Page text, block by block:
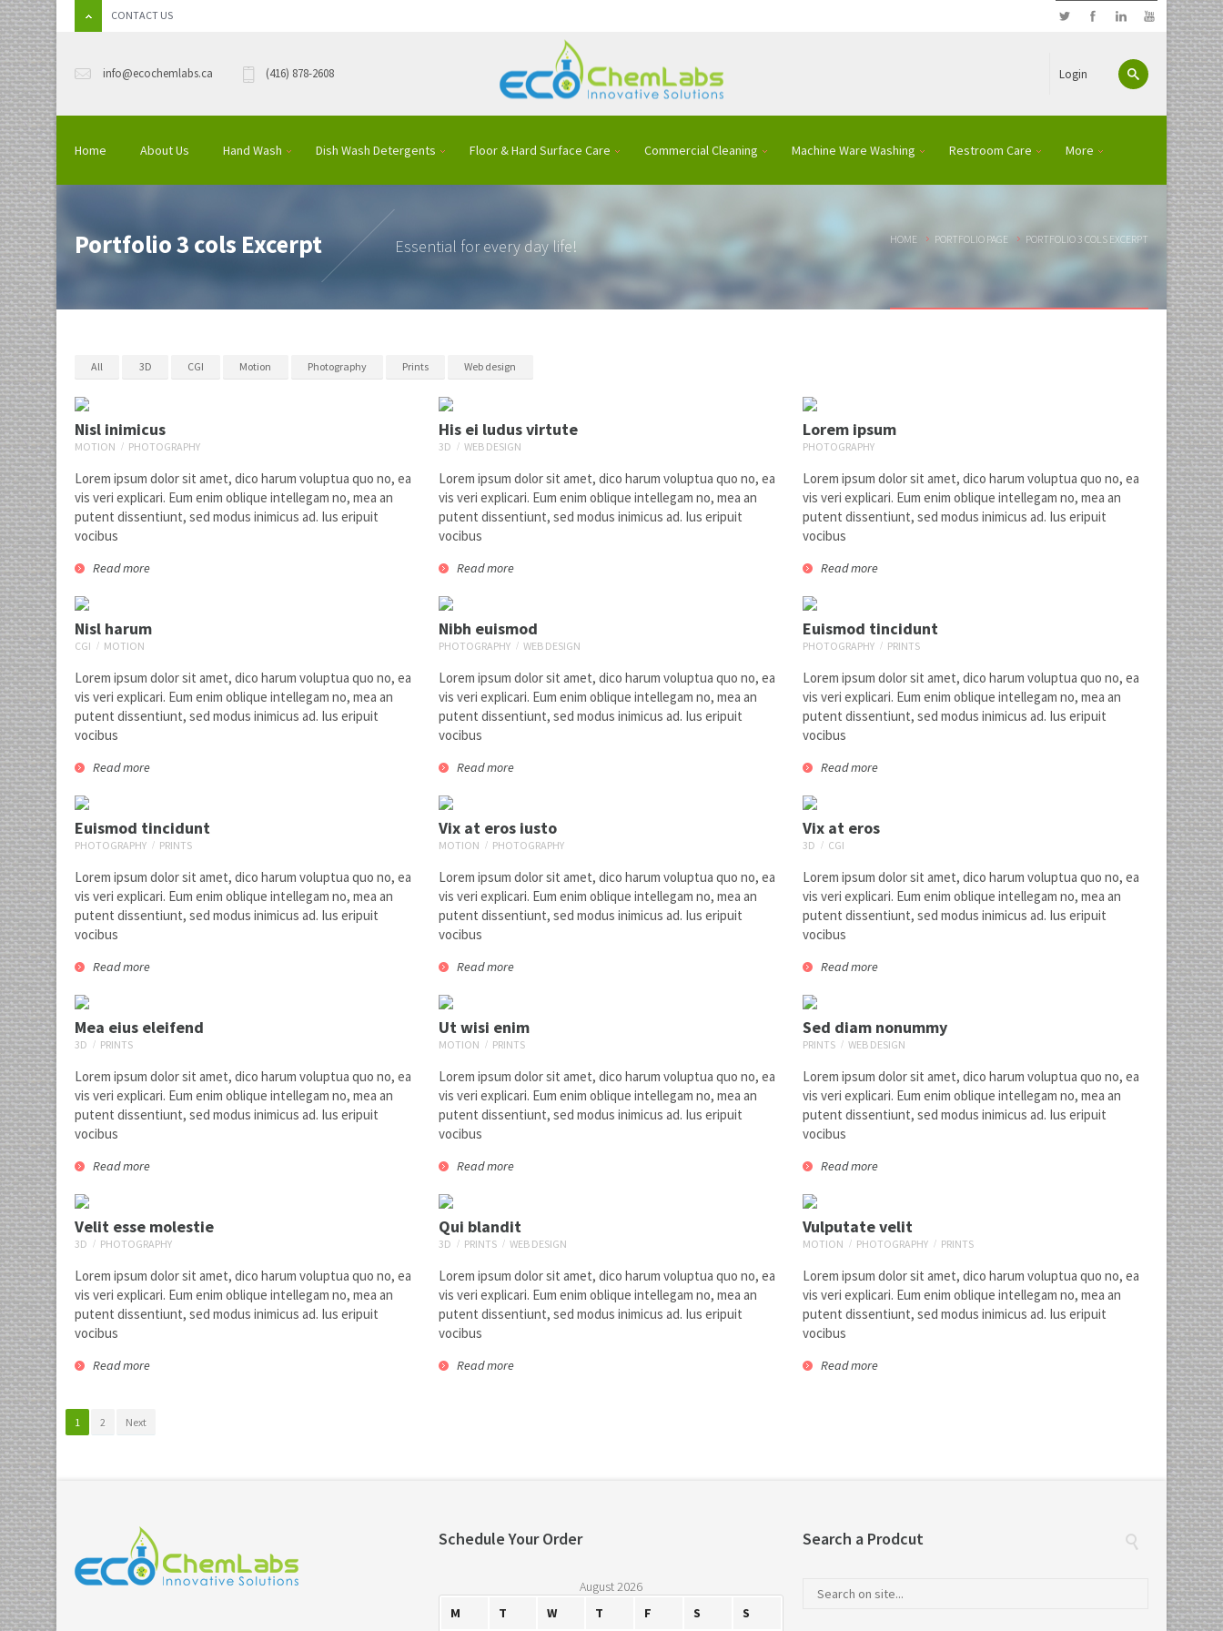
CONTACT US
Login
info@ecochemlabs.ca (416) 878-2608
Home About Us Hand Wash Dish Wash Detergents Floor & Hard Surface Care Commercial Cleaning Machine Ware Washing Restroom Care More
Portfolio 3 cols Excerpt Essential for every day life! HOME PORTFOLIO PAGE PORTFOLIO 3 COLS EXCERPT
All 3D CGI Motion Photography Prints Web design
Nisl inimicus
Nisl inimicus
MOTION PHOTOGRAPHY
Lorem ipsum dolor sit amet, dico harum voluptua quo no, ea
vis veri explicari. Eum enim oblique intellegam no, mea an
putent dissentiunt, sed modus inimicus ad. Ius eripuit
vocibus
Read more
His ei ludus virtute
His ei ludus virtute
3D WEB DESIGN
Lorem ipsum dolor sit amet, dico harum voluptua quo no, ea
vis veri explicari. Eum enim oblique intellegam no, mea an
putent dissentiunt, sed modus inimicus ad. Ius eripuit
vocibus
Read more
Lorem ipsum
Lorem ipsum
PHOTOGRAPHY
Lorem ipsum dolor sit amet, dico harum voluptua quo no, ea
vis veri explicari. Eum enim oblique intellegam no, mea an
putent dissentiunt, sed modus inimicus ad. Ius eripuit
vocibus
Read more
Nisl harum
Nisl harum
CGI MOTION
Lorem ipsum dolor sit amet, dico harum voluptua quo no, ea
vis veri explicari. Eum enim oblique intellegam no, mea an
putent dissentiunt, sed modus inimicus ad. Ius eripuit
vocibus
Read more
Nibh euismod
Nibh euismod
PHOTOGRAPHY WEB DESIGN
Lorem ipsum dolor sit amet, dico harum voluptua quo no, ea
vis veri explicari. Eum enim oblique intellegam no, mea an
putent dissentiunt, sed modus inimicus ad. Ius eripuit
vocibus
Read more
Euismod tincidunt
Euismod tincidunt
PHOTOGRAPHY PRINTS
Lorem ipsum dolor sit amet, dico harum voluptua quo no, ea
vis veri explicari. Eum enim oblique intellegam no, mea an
putent dissentiunt, sed modus inimicus ad. Ius eripuit
vocibus
Read more
Euismod tincidunt
Euismod tincidunt
PHOTOGRAPHY PRINTS
Lorem ipsum dolor sit amet, dico harum voluptua quo no, ea
vis veri explicari. Eum enim oblique intellegam no, mea an
putent dissentiunt, sed modus inimicus ad. Ius eripuit
vocibus
Read more
Vix at eros iusto
Vix at eros iusto
MOTION PHOTOGRAPHY
Lorem ipsum dolor sit amet, dico harum voluptua quo no, ea
vis veri explicari. Eum enim oblique intellegam no, mea an
putent dissentiunt, sed modus inimicus ad. Ius eripuit
vocibus
Read more
Vix at eros
Vix at eros
3D CGI
Lorem ipsum dolor sit amet, dico harum voluptua quo no, ea
vis veri explicari. Eum enim oblique intellegam no, mea an
putent dissentiunt, sed modus inimicus ad. Ius eripuit
vocibus
Read more
Mea eius eleifend
Mea eius eleifend
3D PRINTS
Lorem ipsum dolor sit amet, dico harum voluptua quo no, ea
vis veri explicari. Eum enim oblique intellegam no, mea an
putent dissentiunt, sed modus inimicus ad. Ius eripuit
vocibus
Read more
Ut wisi enim
Ut wisi enim
MOTION PRINTS
Lorem ipsum dolor sit amet, dico harum voluptua quo no, ea
vis veri explicari. Eum enim oblique intellegam no, mea an
putent dissentiunt, sed modus inimicus ad. Ius eripuit
vocibus
Read more
Sed diam nonummy
Sed diam nonummy
PRINTS WEB DESIGN
Lorem ipsum dolor sit amet, dico harum voluptua quo no, ea
vis veri explicari. Eum enim oblique intellegam no, mea an
putent dissentiunt, sed modus inimicus ad. Ius eripuit
vocibus
Read more
Velit esse molestie
3d photography
Velit esse molestie
3D PHOTOGRAPHY
Lorem ipsum dolor sit amet, dico harum voluptua quo no, ea
vis veri explicari. Eum enim oblique intellegam no, mea an
putent dissentiunt, sed modus inimicus ad. Ius eripuit
vocibus
Read more
Qui blandit
3D PRINTS WEB DESIGN
Lorem ipsum dolor sit amet, dico harum voluptua quo no, ea
vis veri explicari. Eum enim oblique intellegam no, mea an
putent dissentiunt, sed modus inimicus ad. Ius eripuit
vocibus
Read more
motion photography
Vulputate velit
MOTION PHOTOGRAPHY PRINTS
Lorem ipsum dolor sit amet, dico harum voluptua quo no, ea
vis veri explicari. Eum enim oblique intellegam no, mea an
putent dissentiunt, sed modus inimicus ad. Ius eripuit
vocibus
Read more
1 2 Next
Schedule Your Order
August 2026
M
T W T F S S
Search a Prodcut